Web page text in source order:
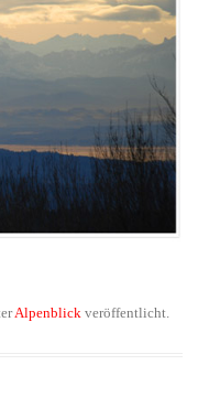
Alpenblick veröffentlicht.